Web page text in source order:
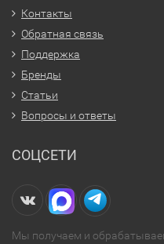
Контакты
Обратная связь
Поддержка
Бренды
Статьи
Вопросы и ответы
СОЦСЕТИ
Мы получаем и